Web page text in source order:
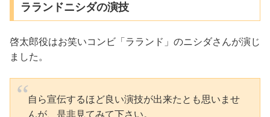
ラランドニシダの演技
啓太郎役はお笑いコンビ「ラランド」のニシダさんが演じ
ました。
自ら宣伝するほど良い演技が出来たとも思いませ
んが、是非見てみて下さい。